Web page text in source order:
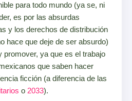
para todo mundo (ya se, ni
es por las absurdas
y los derechos de distribución
hace que deje de ser absurdo)
promover, ya que es el trabajo
que saben hacer
ficción (a diferencia de las
o 2033).